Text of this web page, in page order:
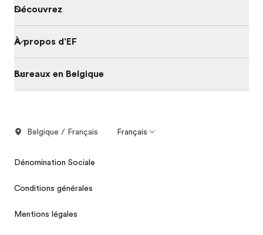
Découvrez
À propos d'EF
Bureaux en Belgique
Belgique / Français Français
Dénomination Sociale
Conditions générales
Mentions légales